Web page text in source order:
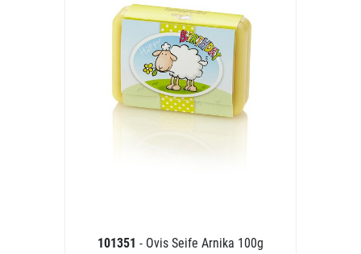
101351 - Ovis Seife Arnika 100g